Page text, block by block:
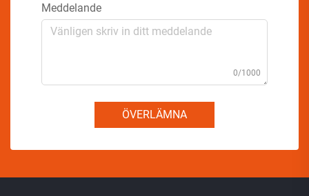
Meddelande
0/1000
ÖVERLÄMNA